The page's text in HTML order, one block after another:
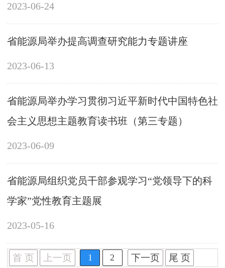
2023-06-24
省能源局举办提高调查研究能力专题讲座
2023-06-13
省能源局举办学习贯彻习近平新时代中国特色社
会主义思想主题教育读书班（第三专题）
2023-06-09
省能源局组织党员干部参观学习“党领导下的科
学家”党性教育主题展
2023-05-16
首 页 上一页 1 2 下一页 尾 页